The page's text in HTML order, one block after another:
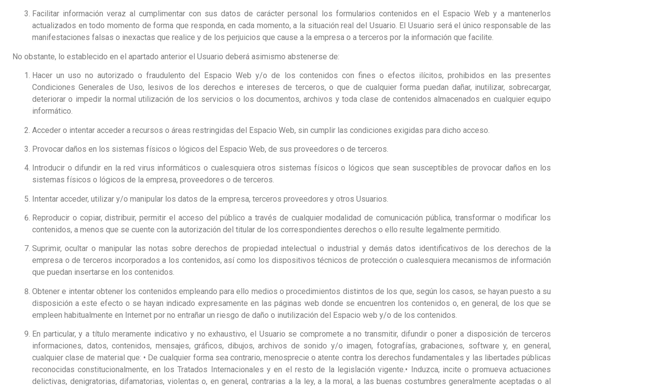
Facilitar información veraz al cumplimentar con sus datos de carácter personal los formularios contenidos en el Espacio Web y a mantenerlos
actualizados en todo momento de forma que responda, en cada momento, a la situación real del Usuario. El Usuario será el único responsable de las
manifestaciones falsas o inexactas que realice y de los perjuicios que cause a la empresa o a terceros por la información que facilite.
No obstante, lo establecido en el apartado anterior el Usuario deberá asimismo abstenerse de:
Hacer un uso no autorizado o fraudulento del Espacio Web y/o de los contenidos con fines o efectos ilícitos, prohibidos en las presentes
Condiciones Generales de Uso, lesivos de los derechos e intereses de terceros, o que de cualquier forma puedan dañar, inutilizar, sobrecargar,
deteriorar o impedir la normal utilización de los servicios o los documentos, archivos y toda clase de contenidos almacenados en cualquier equipo
informático.
Acceder o intentar acceder a recursos o áreas restringidas del Espacio Web, sin cumplir las condiciones exigidas para dicho acceso.
Provocar daños en los sistemas físicos o lógicos del Espacio Web, de sus proveedores o de terceros.
Introducir o difundir en la red virus informáticos o cualesquiera otros sistemas físicos o lógicos que sean susceptibles de provocar daños en los
sistemas físicos o lógicos de la empresa, proveedores o de terceros.
Intentar acceder, utilizar y/o manipular los datos de la empresa, terceros proveedores y otros Usuarios.
Reproducir o copiar, distribuir, permitir el acceso del público a través de cualquier modalidad de comunicación pública, transformar o modificar los
contenidos, a menos que se cuente con la autorización del titular de los correspondientes derechos o ello resulte legalmente permitido.
Suprimir, ocultar o manipular las notas sobre derechos de propiedad intelectual o industrial y demás datos identificativos de los derechos de la
empresa o de terceros incorporados a los contenidos, así como los dispositivos técnicos de protección o cualesquiera mecanismos de información
que puedan insertarse en los contenidos.
Obtener e intentar obtener los contenidos empleando para ello medios o procedimientos distintos de los que, según los casos, se hayan puesto a su
disposición a este efecto o se hayan indicado expresamente en las páginas web donde se encuentren los contenidos o, en general, de los que se
empleen habitualmente en Internet por no entrañar un riesgo de daño o inutilización del Espacio web y/o de los contenidos.
En particular, y a título meramente indicativo y no exhaustivo, el Usuario se compromete a no transmitir, difundir o poner a disposición de terceros
informaciones, datos, contenidos, mensajes, gráficos, dibujos, archivos de sonido y/o imagen, fotografías, grabaciones, software y, en general,
cualquier clase de material que: • De cualquier forma sea contrario, menosprecie o atente contra los derechos fundamentales y las libertades públicas
reconocidas constitucionalmente, en los Tratados Internacionales y en el resto de la legislación vigente.• Induzca, incite o promueva actuaciones
delictivas, denigratorias, difamatorias, violentas o, en general, contrarias a la ley, a la moral, a las buenas costumbres generalmente aceptadas o al